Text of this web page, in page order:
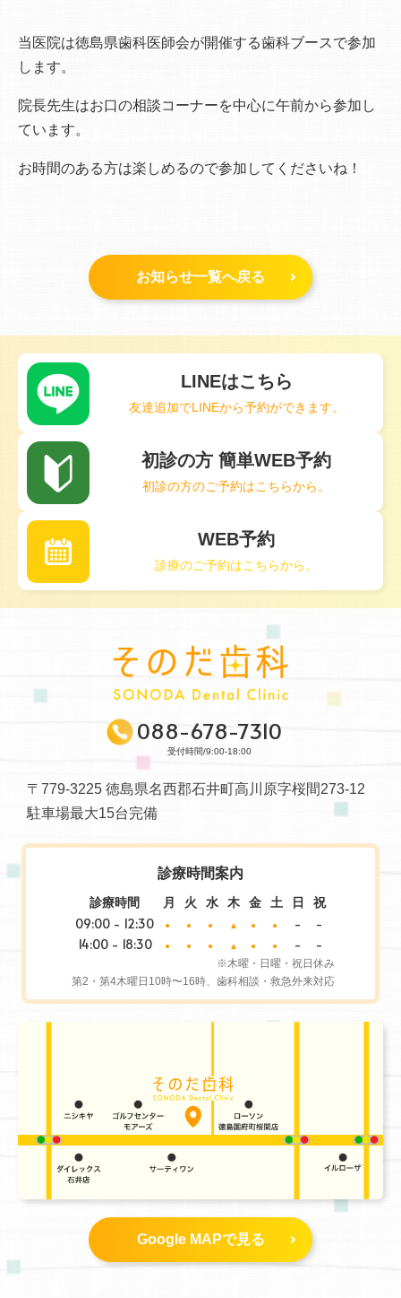
当医院は徳島県歯科医師会が開催する歯科ブースで参加
します。
院長先生はお口の相談コーナーを中心に午前から参加し
ています。
お時間のある方は楽しめるので参加してくださいね！
お知らせ一覧へ戻る
LINEはこちら
友達追加でLINEから予約ができます。
初診の方 簡単WEB予約
初診の方のご予約はこちらから。
WEB予約
診療のご予約はこちらから。
088-678-7310
受付時間/9:00-18:00
〒779-3225 徳島県名西郡石井町高川原字桜間273-12
駐車場最大15台完備
診療時間案内
診療時間 月 火 水 木 金 土 日 祝
09:00 - 12:30 ● ● ● ▲ ● ● -
-
14:00 - 18:30
● ● ● ▲ ● ● - -
※木曜・日曜・祝日休み
第2・第4木曜日10時〜16時、歯科相談・救急外来対応
Google MAPで見る